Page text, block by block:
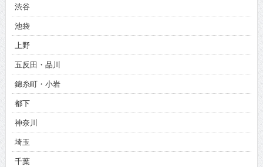
渋谷
池袋
上野
五反田・品川
錦糸町・小岩
都下
神奈川
埼玉
千葉